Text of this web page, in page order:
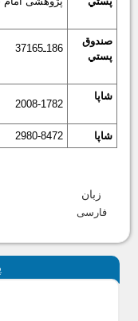
صندوق
پستي
186ـ37165
شاپا
2008-1782
شاپا 2980-8472
زبان
فارسی